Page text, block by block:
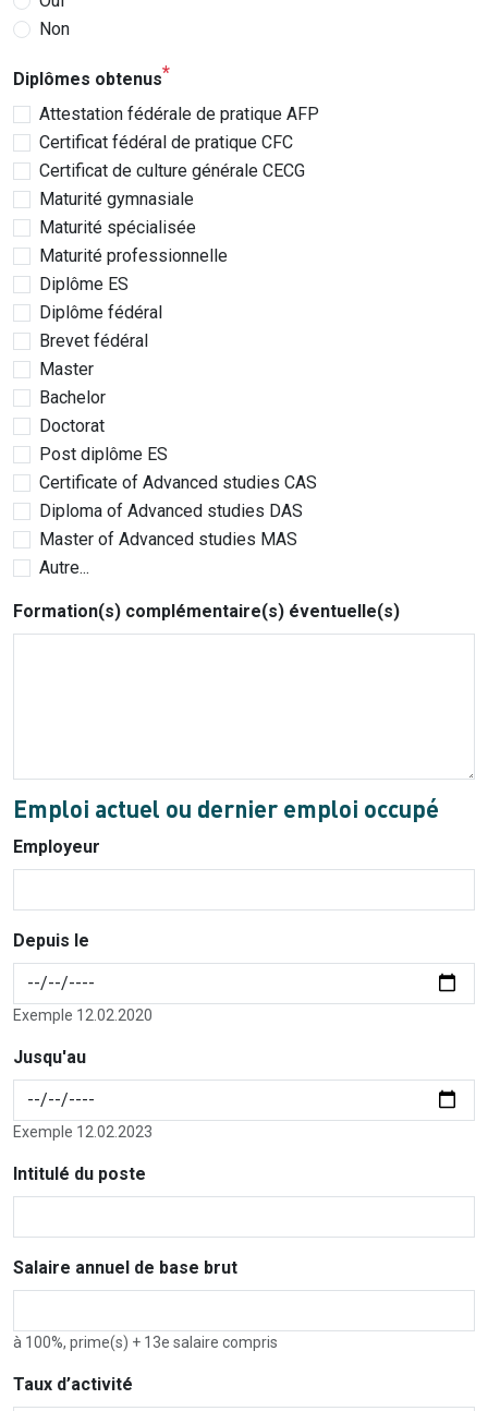
Non
Diplômes obtenus
Attestation fédérale de pratique AFP
Certificat fédéral de pratique CFC
Certificat de culture générale CECG
Maturité gymnasiale
Maturité spécialisée
Maturité professionnelle
Diplôme ES
Diplôme fédéral
Brevet fédéral
Master
Bachelor
Doctorat
Post diplôme ES
Certificate of Advanced studies CAS
Diploma of Advanced studies DAS
Master of Advanced studies MAS
Autre...
Formation(s) complémentaire(s) éventuelle(s)
Emploi actuel ou dernier emploi occupé
Employeur
Depuis le
Exemple 12.02.2020
Jusqu'au
Exemple 12.02.2023
Intitulé du poste
Salaire annuel de base brut
à 100%, prime(s) + 13e salaire compris
Taux d’activité